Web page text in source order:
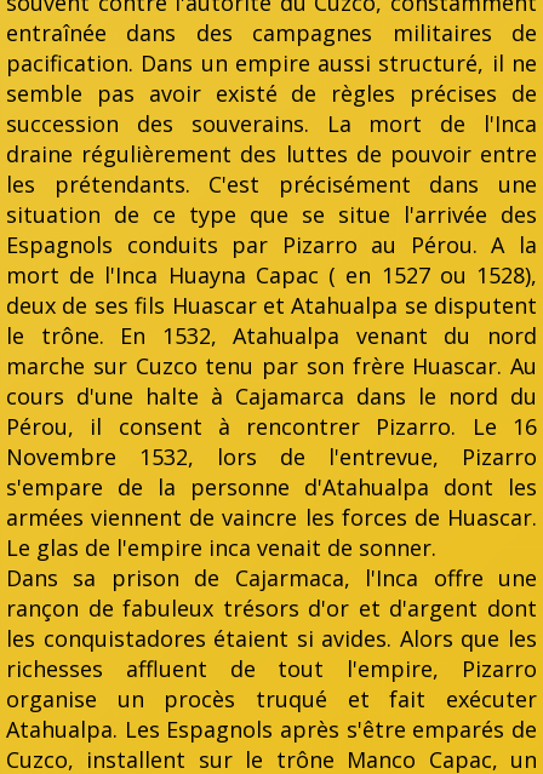
entraînée dans des campagnes militaires de
pacification. Dans un empire aussi structuré, il ne
semble pas avoir existé de règles précises de
succession des souverains. La mort de l'Inca
draine régulièrement des luttes de pouvoir entre
les prétendants. C'est précisément dans une
situation de ce type que se situe l'arrivée des
Espagnols conduits par Pizarro au Pérou. A la
mort de l'Inca Huayna Capac ( en 1527 ou 1528),
deux de ses fils Huascar et Atahualpa se disputent
le trône. En 1532, Atahualpa venant du nord
marche sur Cuzco tenu par son frère Huascar. Au
cours d'une halte à Cajamarca dans le nord du
Pérou, il consent à rencontrer Pizarro. Le 16
Novembre 1532, lors de l'entrevue, Pizarro
s'empare de la personne d'Atahualpa dont les
armées viennent de vaincre les forces de Huascar.
Le glas de l'empire inca venait de sonner.
Dans sa prison de Cajarmaca, l'Inca offre une
rançon de fabuleux trésors d'or et d'argent dont
les conquistadores étaient si avides. Alors que les
richesses affluent de tout l'empire, Pizarro
organise un procès truqué et fait exécuter
Atahualpa. Les Espagnols après s'être emparés de
Cuzco, installent sur le trône Manco Capac, un